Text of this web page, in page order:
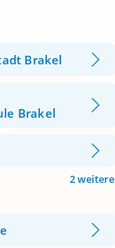
Brakel
Brakel
2 weitere